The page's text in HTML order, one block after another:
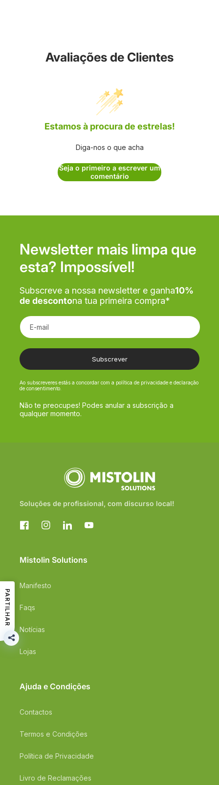
Avaliações de Clientes
Estamos à procura de estrelas!
Diga-nos o que acha
Seja o primeiro a escrever um
comentário
Newsletter mais limpa que
esta? Impossível!
Subscreve a nossa newsletter e ganha10%
de descontona tua primeira compra*
E-mail
Subscrever
Ao subscreveres estás a concordar com a política de privacidade e declaração
de consentimento.
Não te preocupes! Podes anular a subscrição a
qualquer momento.
Soluções de profissional, com discurso local!
FacebookInstagramTranslationYouTube
Mistolin Solutions
Manifesto
Faqs
Notícias
Lojas
Ajuda e Condições
Contactos
Termos e Condições
Política de Privacidade
Livro de Reclamações
PARTILHAR